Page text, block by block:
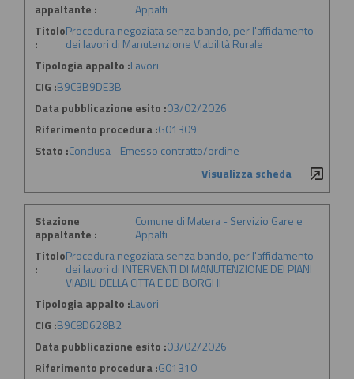
appaltante :
Appalti
Titolo
:
Procedura negoziata senza bando, per l'affidamento
dei lavori di Manutenzione Viabilità Rurale
Tipologia appalto :Lavori
CIG :B9C3B9DE3B
Data pubblicazione esito :03/02/2026
Riferimento procedura :G01309
Stato :Conclusa - Emesso contratto/ordine
Visualizza scheda
Stazione
appaltante :
Comune di Matera - Servizio Gare e
Appalti
Titolo
:
Procedura negoziata senza bando, per l'affidamento
dei lavori di INTERVENTI DI MANUTENZIONE DEI PIANI
VIABILI DELLA CITTA E DEI BORGHI
Tipologia appalto :Lavori
CIG :B9C8D628B2
Data pubblicazione esito :03/02/2026
Riferimento procedura :G01310